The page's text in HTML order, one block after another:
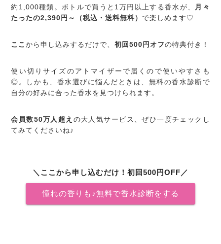
約1,000種類。ボトルで買うと1万円以上する香水が、
月々
たったの2,390円～（税込・送料無料） で楽しめます♡
ここから申し込みするだけで、初回500円オフの特典付き！
使い切りサイズのアトマイザーで届くので使いやすさも
◎。しかも、香水選びに悩んだときは、無料の香水診断で
自分の好みに合った香水を見つけられます。
会員数50万人超え の大人気サービス、ぜひ一度チェックし
てみてくださいね♪
＼ここから申し込むだけ！初回500円OFF／
憧れの香りも♪無料で香水診断をする